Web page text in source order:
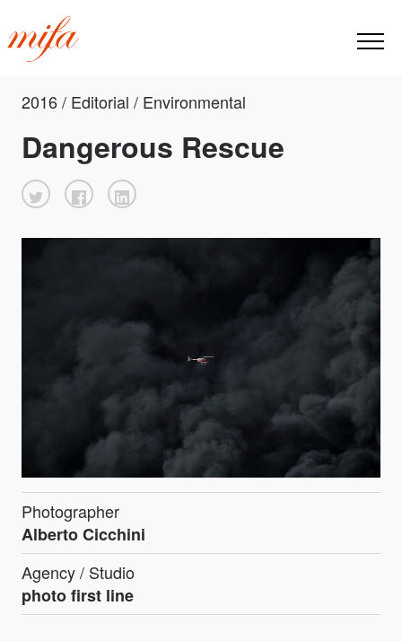
2016 / Editorial / Environmental
Dangerous Rescue
Photographer
Alberto Cicchini
Agency / Studio
photo first line